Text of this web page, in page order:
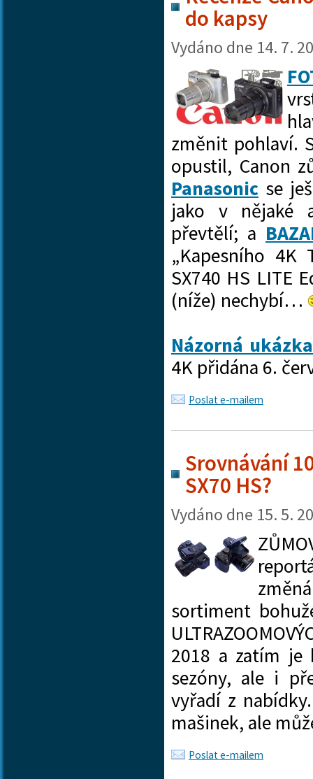
do kapsy
Vydáno dne 14. 7.
změnit pohlaví.
opustil, Canon
Panasonic se
jako v nějaké
převtělí; a
„Kapesního 4K
SX740 HS LITE
(níže) nechybí…
Názorná
4K přidána 6.
Poslat e-mailem
Srovnávání
SX70 HS?
Vydáno dne 15. 5.
sortiment
2018 a zatím
sezóny, ale i
vyřadí z
mašinek, ale
Poslat e-mailem